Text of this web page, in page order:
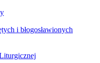
i błogosławionych